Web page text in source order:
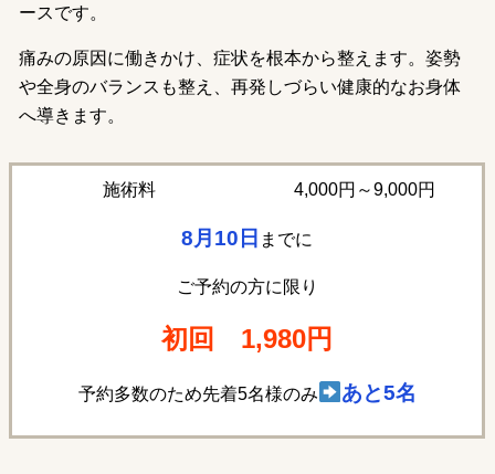
ースです。
痛みの原因に働きかけ、症状を根本から整えます。姿勢
や全身のバランスも整え、再発しづらい健康的なお身体
へ導きます。
施術料 4,000円～9,000円
8月10 日 までに
ご予約の方に限り
初回 1,980円
予約多数のため先着5名様のみ あと5名